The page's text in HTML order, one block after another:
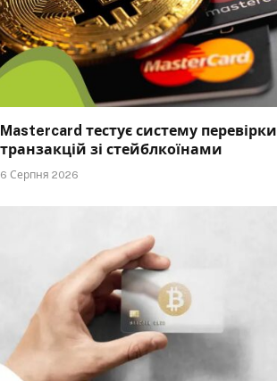
Mastercard тестує систему перевірки
транзакцій зі стейблкоїнами
6 Серпня 2026